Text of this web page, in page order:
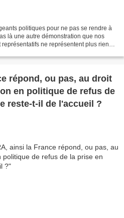
politiques pour ne pas se rendre à
là une autre démonstration que nos
ne représentent plus rien
répond, ou pas, au droit
en politique de refus de
reste-t-il de l'accueil ?